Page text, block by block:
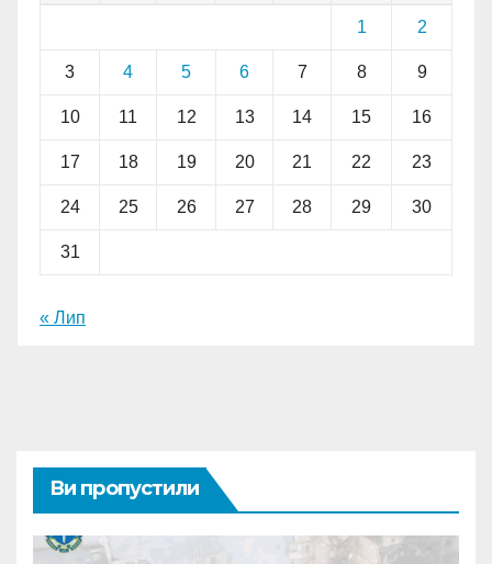
1 2
3 4 5 6 7 8 9
10 11 12 13 14 15 16
17 18 19 20 21 22 23
24 25 26 27 28 29 30
31
« Лип
Ви пропустили